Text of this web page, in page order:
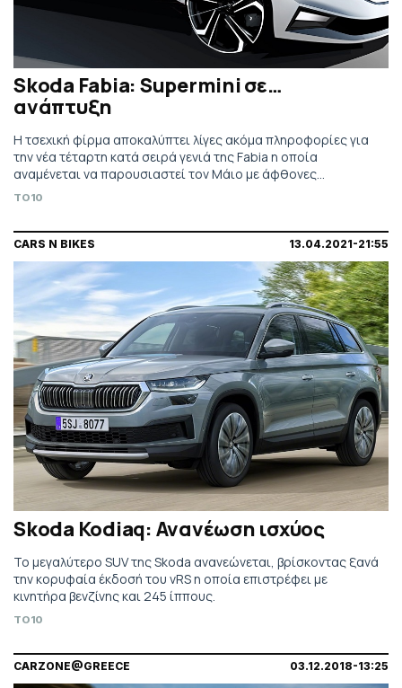
Skoda Fabia: Supermini σε…
ανάπτυξη
H τσεχική φίρμα αποκαλύπτει λίγες ακόμα πληροφορίες για
την νέα τέταρτη κατά σειρά γενιά της Fabia η οποία
αναμένεται να παρουσιαστεί τον Μάιο με άφθονες
τεχνολογικές και ψηφιακές αναβαθμίσεις καθώς και ακόμα
TO10
CARS N BIKES 13.04.2021-21:55
Skoda Kodiaq: Ανανέωση ισχύος
Το μεγαλύτερο SUV της Skoda ανανεώνεται, βρίσκοντας ξανά
την κορυφαία έκδοσή του vRS η οποία επιστρέφει με
κινητήρα βενζίνης και 245 ίππους.
TO10
CARZONE@GREECE 03.12.2018-13:25